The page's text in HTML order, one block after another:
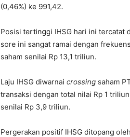
(0,46%) ke 991,42.
Posisi tertinggi IHSG hari ini tercatat
sore ini sangat ramai dengan
saham senilai Rp 13,1 triliun.
Laju IHSG diwarnai crossing saham
transaksi dengan total nilai Rp 1
senilai Rp 3,9 triliun.
Pergerakan positif IHSG ditopang